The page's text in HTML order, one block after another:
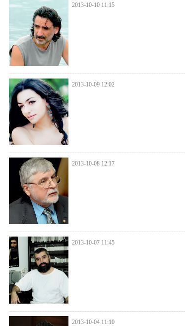
2013-10-10 11:15
2013-10-09 12:02
2013-10-08 12:17
2013-10-07 11:45
2013-10-04 11:10